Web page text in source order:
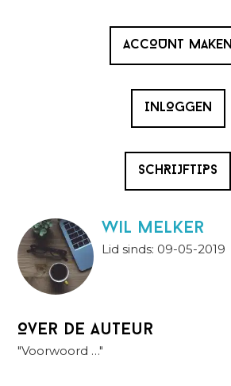
ACCOUNT MAKEN
INLOGGEN
SCHRIJFTIPS
wil melker
Lid sinds: 09-05-2019
Over de auteur
"Voorwoord …"